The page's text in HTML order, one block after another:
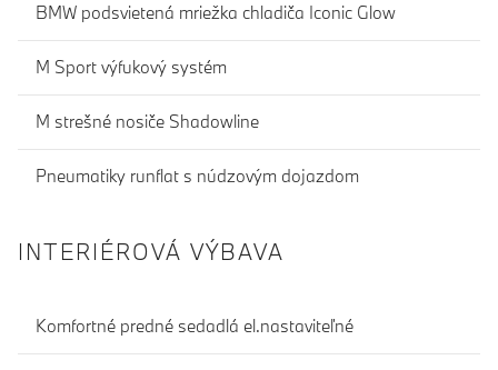
BMW podsvietená mriežka chladiča Iconic Glow
M Sport výfukový systém
M strešné nosiče Shadowline
Pneumatiky runflat s núdzovým dojazdom
INTERIÉROVÁ VÝBAVA
Komfortné predné sedadlá el.nastaviteľné